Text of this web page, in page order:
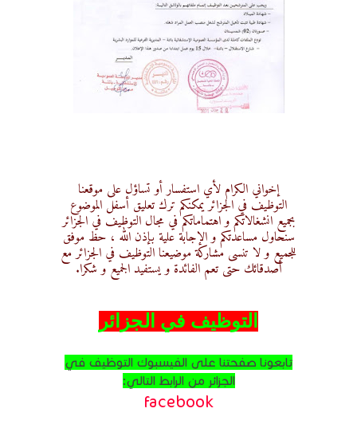
إخواني الكرام لأي استفسار أو تساؤل على موقعنا
التوظيف في الجزائر يمكنكم ترك تعليق أسفل الموضوع
بجميع انشغالاتكم و اهتماماتكم في مجال التوظيف في الجزائر
سنحاول مساعدتكم و الإجابة علية بإذن الله ، حظ موفق
للجميع و لا تنسى مشاركة موضيعنا التوظيف في الجزائر مع
أصدقائك حتى تعم الفائدة و يستفيد الجميع و شكرا.
التوظيف في الجزائر
تابعونا صفحتنا على الفيسبوك التوظيف في
الجزائر من الرابط التالي:
facebook